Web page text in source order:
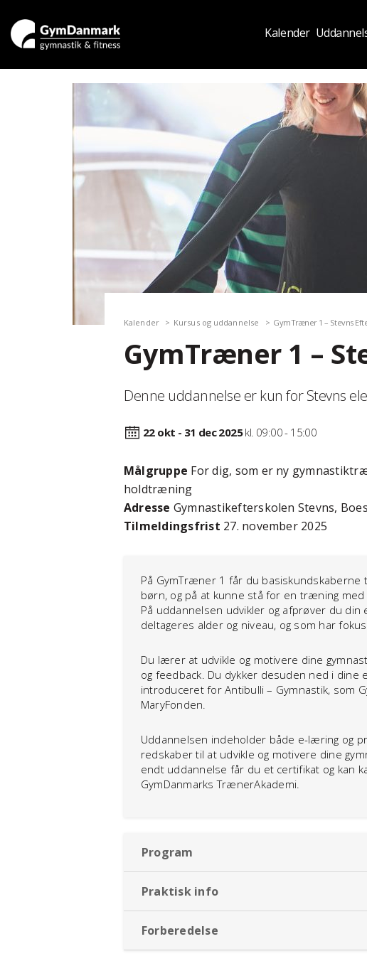
Kalender
Kalender Kursus og uddannelse GymTræner 1 – Stevns
GymTræner 1 –
Denne uddannelse er kun for Stevns
22 okt - 31 dec2025kl. 09:00 - 15:00
Målgruppe For dig, som er ny
holdtræning
Adresse Gymnastikefterskolen Stevns,
Tilmeldingsfrist 27. november 2025
På GymTræner 1 får du
børn, og på at kunne stå for en træning
På uddannelsen udvikler og afprøver du
deltageres alder og niveau, og som har
Du lærer at udvikle og motivere dine
og feedback. Du dykker desuden ned i
introduceret for Antibulli – Gymnastik, som
MaryFonden.
Uddannelsen indeholder både e-læring og
redskaber til at udvikle og motivere dine
endt uddannelse får du et certifikat og kan
GymDanmarks TrænerAkademi.
Program
Praktisk info
Forberedelse